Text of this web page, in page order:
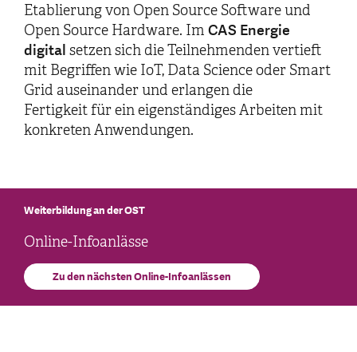
Etablierung von Open Source Software und
Open Source Hardware. Im CAS Energie
digital setzen sich die Teilnehmenden vertieft
mit Begriffen wie IoT, Data Science oder Smart
Grid auseinander und erlangen die
Fertigkeit für ein eigenständiges Arbeiten mit
konkreten Anwendungen.
Online-Infoanlässe
Weiterbildung an der OST
Zu den nächsten Online-Infoanlässen